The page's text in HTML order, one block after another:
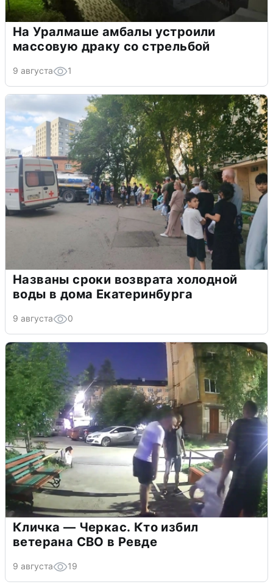
На Уралмаше амбалы устроили
массовую драку со стрельбой
9 августа 1
Названы сроки возврата холодной
воды в дома Екатеринбурга
9 августа 0
Кличка — Черкас. Кто избил
ветерана СВО в Ревде
9 августа 19